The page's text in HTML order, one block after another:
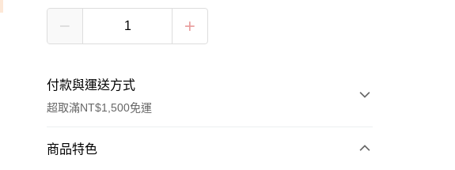
付款與運送方式
超取滿NT$1,500免運
付款方式
商品特色